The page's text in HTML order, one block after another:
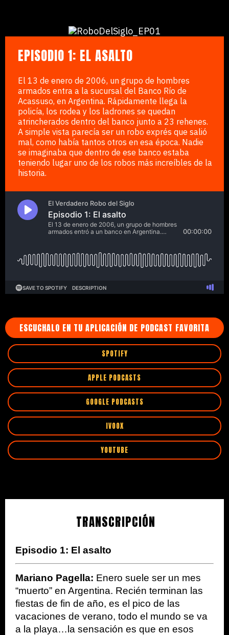
EPISODIO 1: EL ASALTO
El 13 de enero de 2006, un grupo de hombres
armados entra a la sucursal del Banco Río de
Acassuso, en Argentina. Rápidamente llega la
policía, los rodea y los ladrones se quedan
atrincherados dentro del banco junto a 23 rehenes.
A simple vista parecía ser un robo exprés que salió
mal, como había tantos otros en esa época. Nadie
se imaginaba que dentro de ese banco estaba
teniendo lugar uno de los robos más increíbles de la
historia.
ESCUCHALO EN TU APLICACIÓN DE PODCAST FAVORITA
SPOTIFY
APPLE PODCASTS
GOOGLE PODCASTS
IVOOX
YOUTUBE
TRANSCRIPCIÓN
Episodio 1: El asalto
Mariano Pagella: Enero suele ser un mes
“muerto” en Argentina. Recién terminan las
fiestas de fin de año, es el pico de las
vacaciones de verano, todo el mundo se va
a la playa…la sensación es que en esos